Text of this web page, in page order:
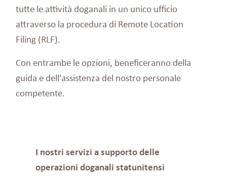
tutte le attività doganali in un unico ufficio
attraverso la procedura di Remote Location
Filing (RLF).
Con entrambe le opzioni, beneficeranno della
guida e dell’assistenza del nostro personale
competente.
I nostri servizi a supporto delle
operazioni doganali statunitensi